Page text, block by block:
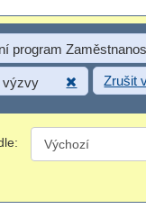
program
výzvy Zrušit